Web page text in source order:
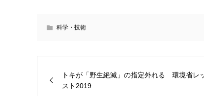
科学・技術
トキが「野生絶滅」の指定外れる 環境省レ
スト2019